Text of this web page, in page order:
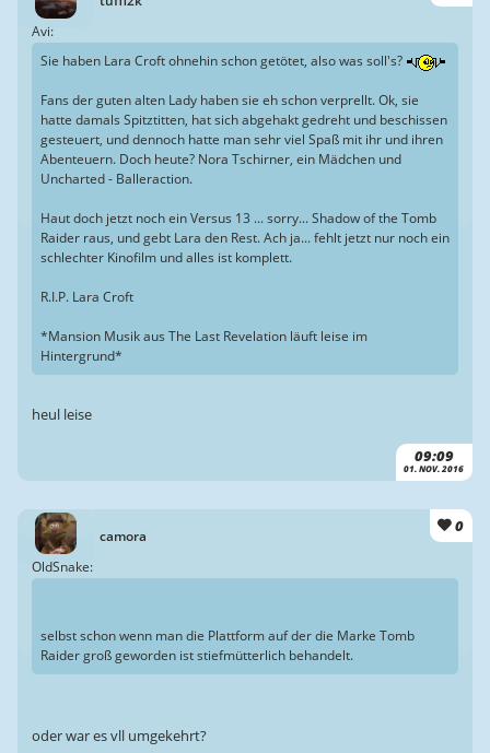
09:09
01. NOV. 2016
Avi:
Sie haben Lara Croft ohnehin schon getötet, also was soll's?
Fans der guten alten Lady haben sie eh schon verprellt. Ok, sie
hatte damals Spitztitten, hat sich abgehakt gedreht und beschissen
gesteuert, und dennoch hatte man sehr viel Spaß mit ihr und ihren
Abenteuern. Doch heute? Nora Tschirner, ein Mädchen und
Uncharted - Balleraction.
Haut doch jetzt noch ein Versus 13 ... sorry... Shadow of the Tomb
Raider raus, und gebt Lara den Rest. Ach ja... fehlt jetzt nur noch ein
schlechter Kinofilm und alles ist komplett.
R.I.P. Lara Croft
*Mansion Musik aus The Last Revelation läuft leise im
Hintergrund*
heul leise
camora
0
OldSnake:
selbst schon wenn man die Plattform auf der die Marke Tomb
Raider groß geworden ist stiefmütterlich behandelt.
oder war es vll umgekehrt?